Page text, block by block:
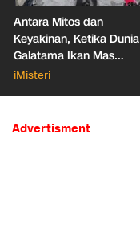
Antara Mitos dan
Keyakinan, Ketika Dunia
Galatama Ikan Mas
Bersentuhan dengan Hal
iMisteri
Advertisment